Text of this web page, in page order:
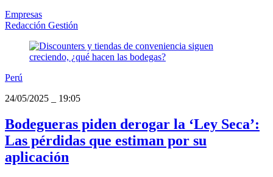
Empresas
Redacción Gestión
Perú
24/05/2025
19:05
Bodegueras piden derogar la ‘Ley Seca’:
Las pérdidas que estiman por su
aplicación